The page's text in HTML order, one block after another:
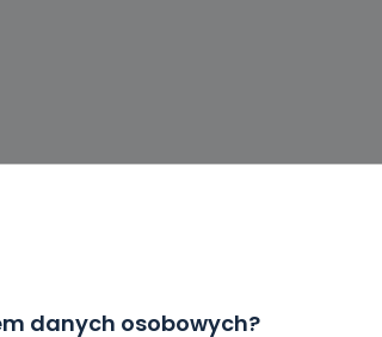
danych osobowych?